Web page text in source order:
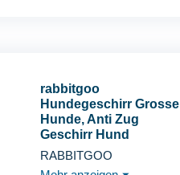
rabbitgoo
Hundegeschirr Grosse
Hunde, Anti Zug
Geschirr Hund
Verstellbar mit Griffe
RABBITGOO